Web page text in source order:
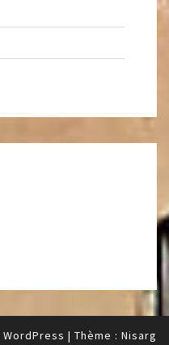
WordPress | Thème : Nisarg